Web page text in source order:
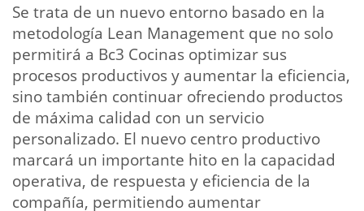
Se trata de un nuevo entorno basado en la
metodología Lean Management que no solo
permitirá a Bc3 Cocinas optimizar sus
procesos productivos y aumentar la eficiencia,
sino también continuar ofreciendo productos
de máxima calidad con un servicio
personalizado. El nuevo centro productivo
marcará un importante hito en la capacidad
operativa, de respuesta y eficiencia de la
compañía, permitiendo aumentar